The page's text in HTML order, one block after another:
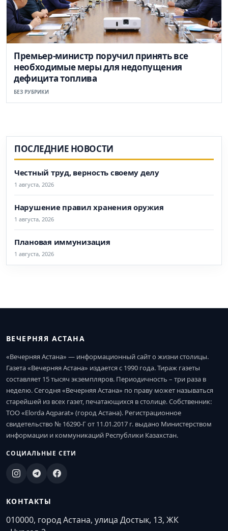
Премьер-министр поручил принять все
необходимые меры для недопущения
дефицита топлива
БЕЗ РУБРИКИ
ПОСЛЕДНИЕ НОВОСТИ
Честный труд, верность своему делу
1 августа, 2026
Нарушение правил хранения оружия
1 августа, 2026
Плановая иммунизация
1 августа, 2026
ВЕЧЕРНЯЯ АСТАНА
«Вечерняя Астана» — информационный сайт о жизни столицы.
Газета «Вечерняя Астана» издается с 1990 года. Тираж газеты
составляет 15 тысяч экземпляров. Периодичность – три раза в
неделю. Сегодня «Вечерняя Астана» по праву может называться
старейшей из всех газет, печатающихся в столице. Собственник:
ТОО «Elorda Aqparat» (город Астана). Регистрационное
свидетельство № 16290-Г от 11.01.2017 г. выдано Министерством
информации и коммуникаций Республики Казахстан.
СОЦИАЛЬНЫЕ СЕТИ
КОНТАКТЫ
010000, город Астана, улица Достык, 13, ЖК